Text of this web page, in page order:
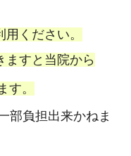
ください。
ますと当院から
す。
部負担出来かねま